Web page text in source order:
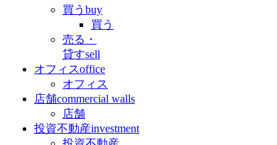
買う buy
買う
売る・
貸すsell
オフィスoffice
オフィス
店舗commercial walls
店舗
投資不動産investment